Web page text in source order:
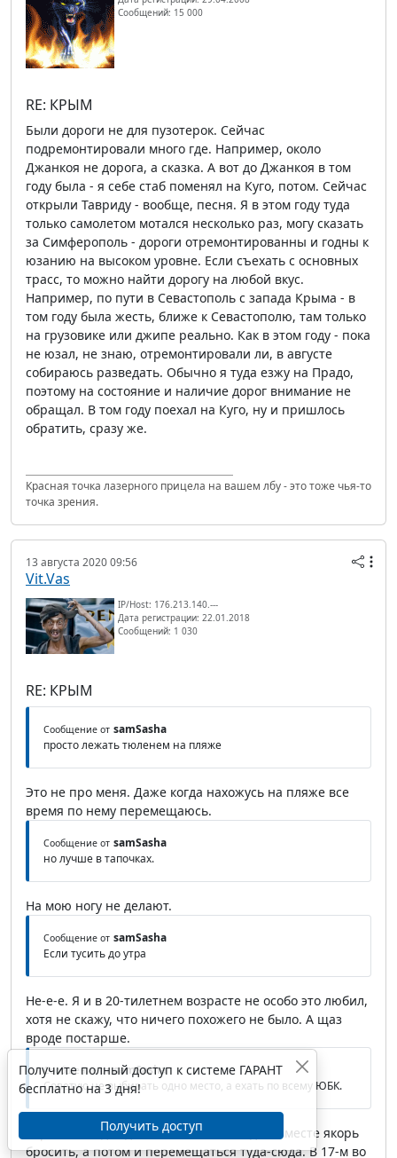
Сообщений: 15 000
RE: КРЫМ
Были дороги не для пузотерок. Сейчас
подремонтировали много где. Например, около
Джанкоя не дорога, а сказка. А вот до Джанкоя в том
году была - я себе стаб поменял на Куго, потом. Сейчас
открыли Тавриду - вообще, песня. Я в этом году туда
только самолетом мотался несколько раз, могу сказать
за Симферополь - дороги отремонтированны и годны к
юзанию на высоком уровне. Если съехать с основных
трасс, то можно найти дорогу на любой вкус.
Например, по пути в Севастополь с запада Крыма - в
том году была жесть, ближе к Севастополю, там только
на грузовике или джипе реально. Как в этом году - пока
не юзал, не знаю, отремонтировали ли, в августе
собираюсь разведать. Обычно я туда езжу на Прадо,
поэтому на состояние и наличие дорог внимание не
обращал. В том году поехал на Куго, ну и пришлось
обратить, сразу же.
Красная точка лазерного прицела на вашем лбу - это тоже чья-то
точка зрения.
13 августа 2020 09:56
Vit.Vas
IP/Host: 176.213.140.---
Дата регистрации: 22.01.2018
Сообщений: 1 030
RE: КРЫМ
Сообщение от samSasha
просто лежать тюленем на пляже
Это не про меня. Даже когда нахожусь на пляже все
время по нему перемещаюсь.
Сообщение от samSasha
но лучше в тапочках.
На мою ногу не делают.
Сообщение от samSasha
Если тусить до утра
Не-е-е. Я и в 20-тилетнем возрасте не особо это любил,
хотя не скажу, что ничего похожего не было. А щаз
вроде постарше.
Сообщение от samSasha
Советую не выбирать одно место, а ехать по всему ЮБК.
Хороший вид отдыха, но хочется в одном месте якорь
бросить, а потом и перемещаться туда-сюда. В 17-м во
Получите полный доступ к системе ГАРАНТ
бесплатно на 3 дня!
Получить доступ